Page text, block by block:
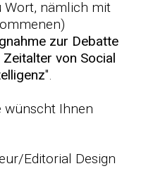
Wort, nämlich mit
zur Debatte
von Social
".
wünscht Ihnen
Editorial Design